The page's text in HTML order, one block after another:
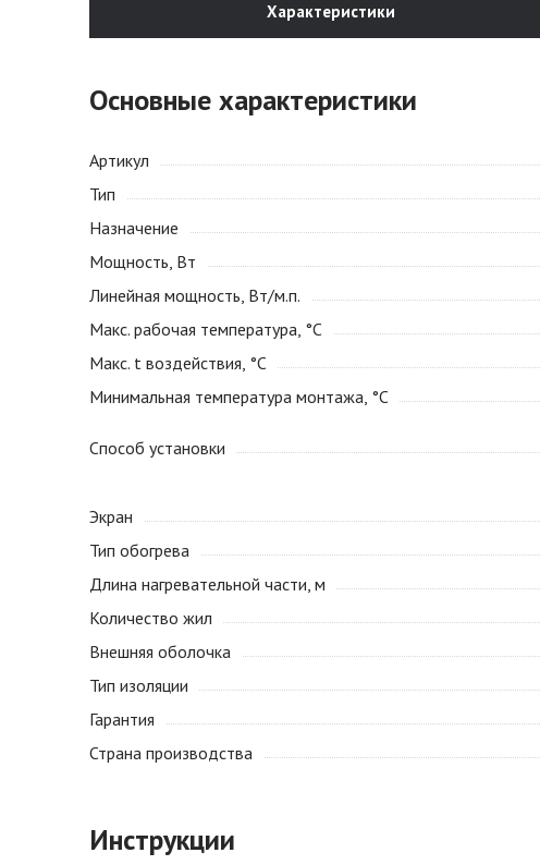
Характеристики
Основные характеристики
Артикул
Тип
Назначение
Мощность, Вт
Линейная мощность, Вт/м.п.
Макс. рабочая температура, °С
Макс. t воздействия, °С
Минимальная температура монтажа, °С
Способ установки
Экран
Тип обогрева
Длина нагревательной части, м
Количество жил
Внешняя оболочка
Тип изоляции
Гарантия
Страна производства
Инструкции